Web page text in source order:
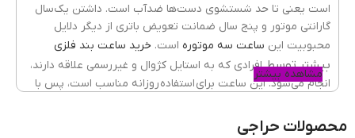
جنسیت ساعت مردانه
است یعنی تا حد شستشوی دست‌ها ضدآب است. داشتن یک‌سال
گارانتی موتور و پنج سال ضمانت تعویض باتری از دیگر دلایل
محبوبیت این ساعت سه موتوره است. خرید ساعت بند فلزی
بیشتر توسطافرادی که به استایل کژوال و غیررسمی علاقه دارند،
انجام می‌شود. این ساعت برای استفاده روزانه مناسب است، پس با
بروید.
مشاهده بیشتر
محصولات حراجی